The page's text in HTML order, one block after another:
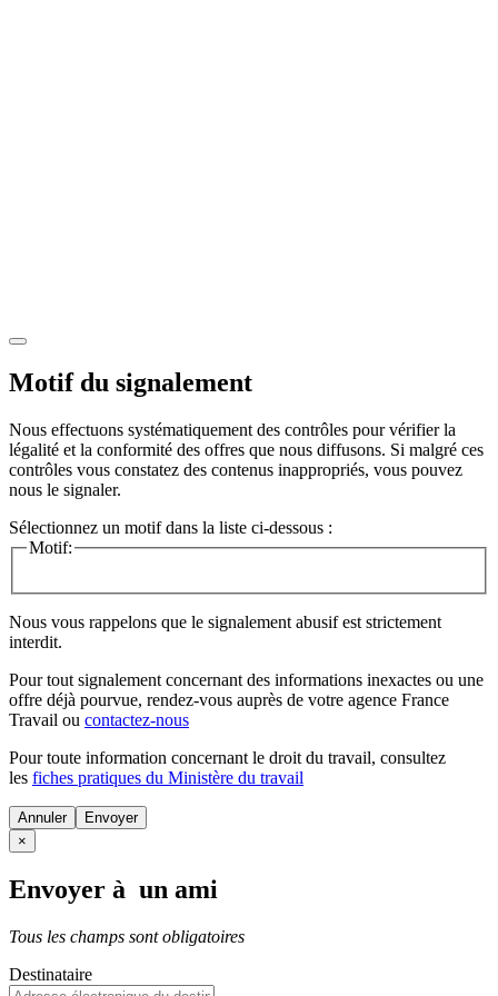
Motif du signalement
Nous effectuons systématiquement des contrôles pour vérifier la
légalité et la conformité des offres que nous diffusons. Si malgré ces
contrôles vous constatez des contenus inappropriés, vous pouvez
nous le signaler.
Sélectionnez un motif dans la liste ci-dessous :
Motif:
Nous vous rappelons que le signalement abusif est strictement
interdit.
Pour tout signalement concernant des informations inexactes ou une
offre déjà pourvue, rendez-vous auprès de votre agence France
Travail ou contactez-nous
Pour toute information concernant le droit du travail, consultez
les fiches pratiques du Ministère du travail
Annuler
×
Envoyer à un ami
Tous les champs sont obligatoires
Destinataire